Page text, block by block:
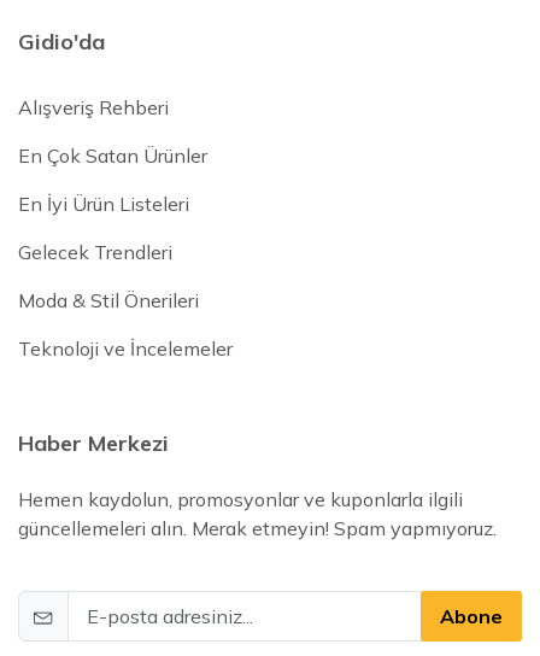
Gidio'da
Alışveriş Rehberi
En Çok Satan Ürünler
En İyi Ürün Listeleri
Gelecek Trendleri
Moda & Stil Önerileri
Teknoloji ve İncelemeler
Haber Merkezi
Hemen kaydolun, promosyonlar ve kuponlarla ilgili
güncellemeleri alın. Merak etmeyin! Spam yapmıyoruz.
Abone